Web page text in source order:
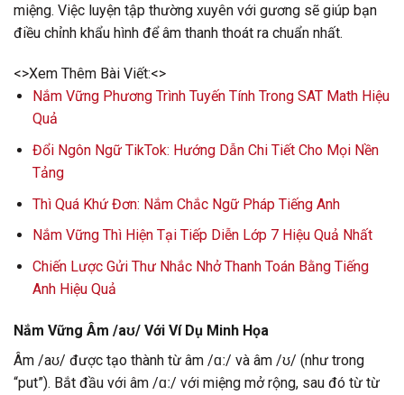
miệng. Việc luyện tập thường xuyên với gương sẽ giúp bạn
điều chỉnh khẩu hình để âm thanh thoát ra chuẩn nhất.
<>Xem Thêm Bài Viết:<>
Nắm Vững Phương Trình Tuyến Tính Trong SAT Math Hiệu
Quả
Đổi Ngôn Ngữ TikTok: Hướng Dẫn Chi Tiết Cho Mọi Nền
Tảng
Thì Quá Khứ Đơn: Nắm Chắc Ngữ Pháp Tiếng Anh
Nắm Vững Thì Hiện Tại Tiếp Diễn Lớp 7 Hiệu Quả Nhất
Chiến Lược Gửi Thư Nhắc Nhở Thanh Toán Bằng Tiếng
Anh Hiệu Quả
Nắm Vững Âm /aʊ/ Với Ví Dụ Minh Họa
Âm /aʊ/ được tạo thành từ âm /ɑː/ và âm /ʊ/ (như trong
“put”). Bắt đầu với âm /ɑː/ với miệng mở rộng, sau đó từ từ